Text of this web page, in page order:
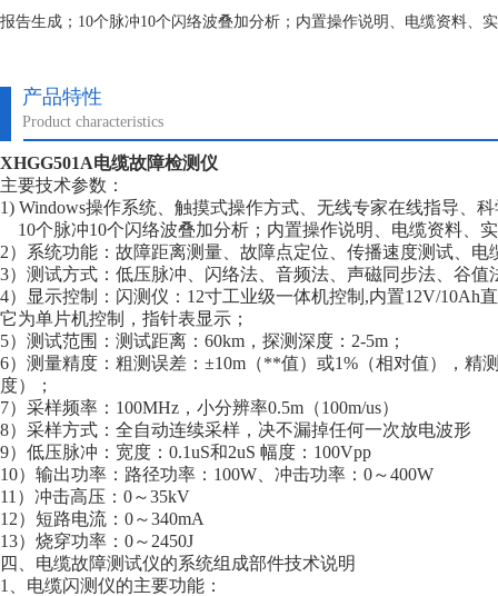
报告生成；10个脉冲10个闪络波叠加分析；内置操作说明、电缆资料、
产品特性
Product characteristics
XHGG501A电缆故障检测仪
主要技术参数：
1) Windows操作系统、触摸式操作方式、无线专家在线指导、
10个脉冲10个闪络波叠加分析；内置操作说明、电缆资料、
2）系统功能：故障距离测量、故障点定位、传播速度测试、
3）测试方式：低压脉冲、闪络法、音频法、声磁同步法、谷值
4）显示控制：闪测仪：12寸工业级一体机控制,内置12V/10Ah
它为单片机控制，指针表显示；
5）测试范围：测试距离：60km，探测深度：2-5m；
6）测量精度：粗测误差：±10m（**值）或1%（相对值），精
度）；
7）采样频率：100MHz，小分辨率0.5m（100m/us）
8）采样方式：全自动连续采样，决不漏掉任何一次放电波形
9）低压脉冲：宽度：0.1uS和2uS 幅度：100Vpp
10）输出功率：路径功率：100W、冲击功率：0～400W
11）冲击高压：0～35kV
12）短路电流：0～340mA
13）烧穿功率：0～2450J
四、电缆故障测试仪的系统组成部件技术说明
1、电缆闪测仪的主要功能：